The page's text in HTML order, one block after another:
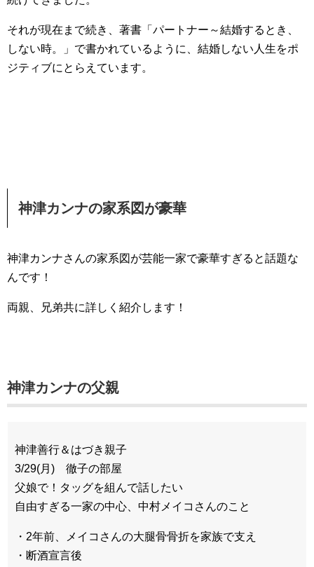
それが現在まで続き、著書「パートナー～結婚するとき、
しない時。」で書かれているように、結婚しない人生をポ
ジティブにとらえています。
神津カンナの家系図が豪華
神津カンナさんの家系図が芸能一家で豪華すぎると話題な
んです！
両親、兄弟共に詳しく紹介します！
神津カンナの父親
神津善行＆はづき親子
3/29(月) 徹子の部屋
父娘で！タッグを組んで話したい
自由すぎる一家の中心、中村メイコさんのこと
・2年前、メイコさんの大腿骨骨折を家族で支え
・断酒宣言後